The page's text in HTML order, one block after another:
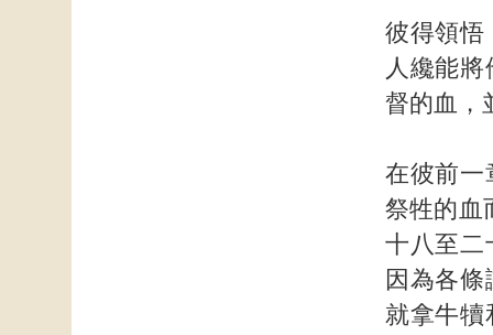
彼得領悟
人纔能
督的血，
在彼前一
祭牲的血
十八至二
因為各
就拿牛犢